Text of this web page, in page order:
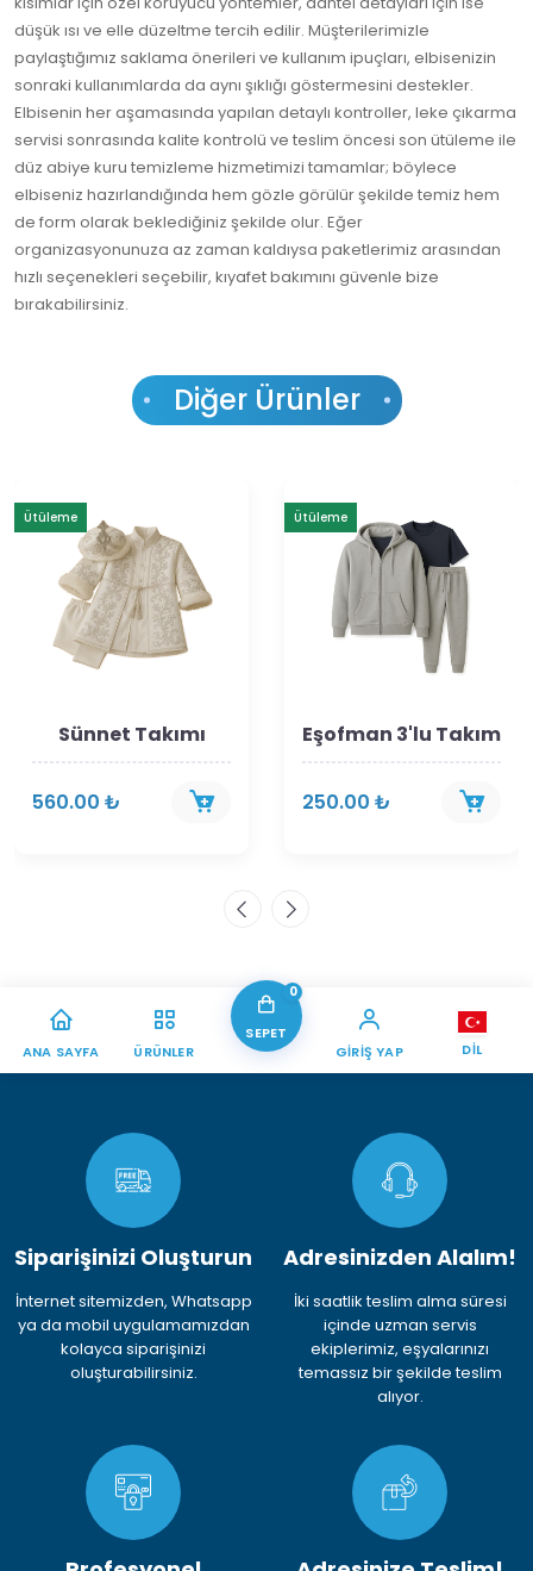
düşük ısı ve elle düzeltme tercih edilir. Müşterilerimizle
paylaştığımız saklama önerileri ve kullanım ipuçları, elbisenizin
sonraki kullanımlarda da aynı şıklığı göstermesini destekler.
Elbisenin her aşamasında yapılan detaylı kontroller, leke çıkarma
servisi sonrasında kalite kontrolü ve teslim öncesi son ütüleme ile
düz abiye kuru temizleme hizmetimizi tamamlar; böylece
elbiseniz hazırlandığında hem gözle görülür şekilde temiz hem
de form olarak beklediğiniz şekilde olur. Eğer
organizasyonunuza az zaman kaldıysa paketlerimiz arasından
hızlı seçenekleri seçebilir, kıyafet bakımını güvenle bize
bırakabilirsiniz.
Diğer Ürünler
Ütüleme
Sünnet Takımı
560.00 ₺
Ütüleme
Eşofman 3'lu Takım
250.00 ₺
ANA SAYFA ÜRÜNLER
0
SEPET
GIRIŞ YAP
DIL
Siparişinizi Oluşturun
İnternet sitemizden, Whatsapp
ya da mobil uygulamamızdan
kolayca siparişinizi
oluşturabilirsiniz.
Adresinizden Alalım!
İki saatlik teslim alma süresi
içinde uzman servis
ekiplerimiz, eşyalarınızı
temassız bir şekilde teslim
alıyor.